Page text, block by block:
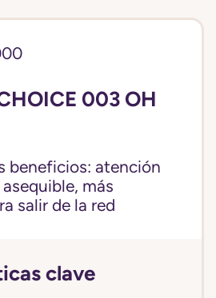
003 OH
beneficios: atención
más
salir de la red
clave